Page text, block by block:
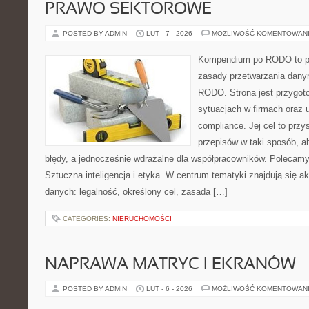
PRAWO SEKTOROWE
POSTED BY ADMIN LUT - 7 - 2026 MOŻLIWOŚĆ
Kompendium po RODO to
zasady przetwarzania
RODO. Strona jest
sytuacjach w firmach oraz
compliance. Jej cel to
przepisów w taki sposób,
błędy, a jednocześnie wdrażalne dla współpracowników.
Sztuczna inteligencja i etyka. W centrum tematyki znajdują się
danych: legalność, określony cel, zasada […]
CATEGORIES: NIERUCHOMOŚCI
NAPRAWA MATRYC I EKRANÓW
POSTED BY ADMIN LUT - 6 - 2026 MOŻLIWOŚĆ